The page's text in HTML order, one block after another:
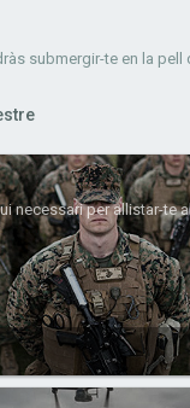
submergir-te en la
necessari per allistar-te